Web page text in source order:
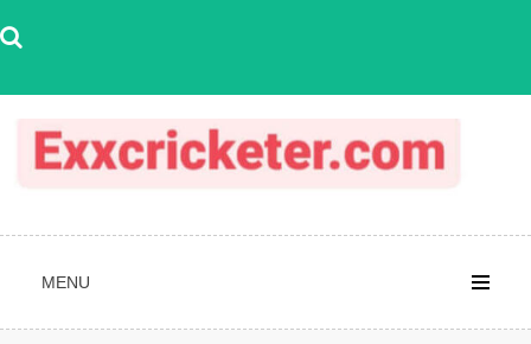
to
MENU